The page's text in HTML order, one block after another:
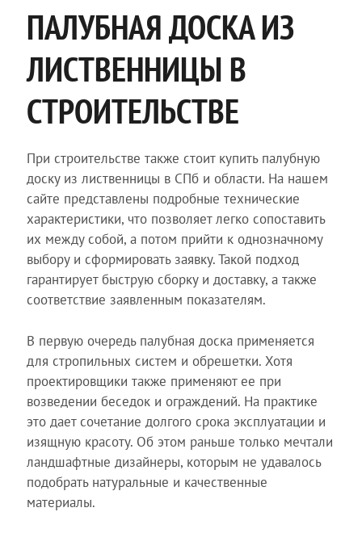
ПАЛУБНАЯ ДОСКА ИЗ
ЛИСТВЕННИЦЫ В
СТРОИТЕЛЬСТВЕ
При строительстве также стоит купить палубную
доску из лиственницы в СПб и области. На нашем
сайте представлены подробные технические
характеристики, что позволяет легко сопоставить
их между собой, а потом прийти к однозначному
выбору и сформировать заявку. Такой подход
гарантирует быструю сборку и доставку, а также
соответствие заявленным показателям.
В первую очередь палубная доска применяется
для стропильных систем и обрешетки. Хотя
проектировщики также применяют ее при
возведении беседок и ограждений. На практике
это дает сочетание долгого срока эксплуатации и
изящную красоту. Об этом раньше только мечтали
ландшафтные дизайнеры, которым не удавалось
подобрать натуральные и качественные
материалы.